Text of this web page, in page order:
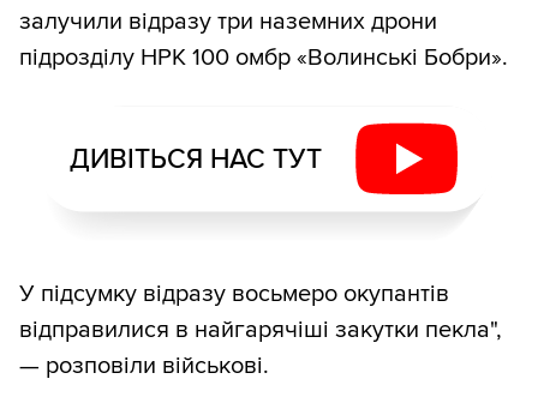
залучили відразу три наземних дрони
підрозділу НРК 100 омбр «Волинські Бобри».
ДИВІТЬСЯ НАС ТУТ
У підсумку відразу восьмеро окупантів
відправилися в найгарячіші закутки пекла",
— розповіли військові.